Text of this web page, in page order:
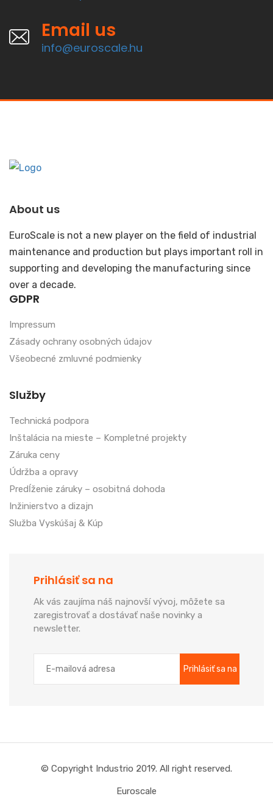
Email us
info@euroscale.hu
About us
EuroScale is not a new player on the field of industrial
maintenance and production but plays important roll in
supporting and developing the manufacturing since
over a decade.
GDPR
Impressum
Zásady ochrany osobných údajov
Všeobecné zmluvné podmienky
Služby
Technická podpora
Inštalácia na mieste – Kompletné projekty
Záruka ceny
Údržba a opravy
Predĺženie záruky – osobitná dohoda
Inžinierstvo a dizajn
Služba Vyskúšaj & Kúp
Prihlásiť sa na
Ak vás zaujíma náš najnovší vývoj, môžete sa
zaregistrovať a dostávať naše novinky a
newsletter.
© Copyright Industrio 2019. All right reserved.
Euroscale